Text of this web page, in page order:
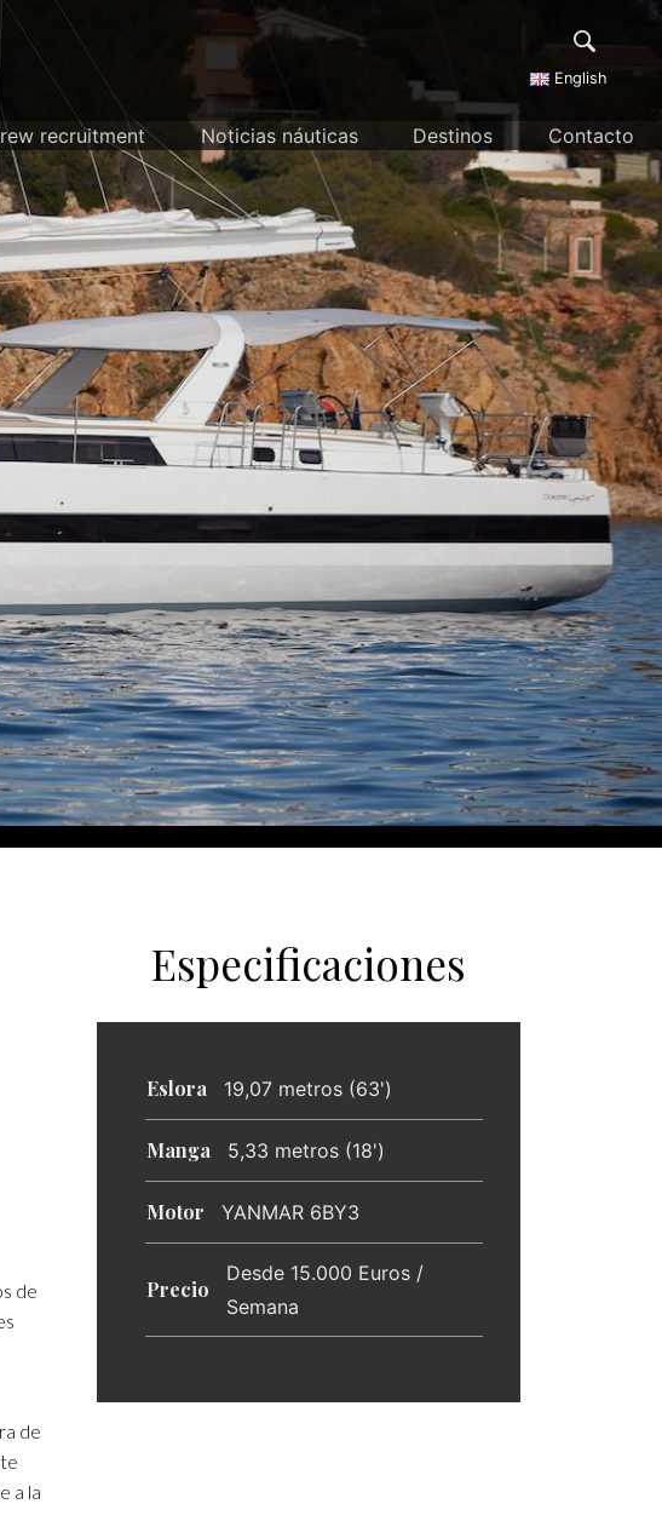
English
recruitment Noticias náuticas Destinos Contacto
de
de
a la
Especificaciones
Eslora 19,07 metros (63')
Manga 5,33 metros (18')
Motor YANMAR 6BY3
Precio
Desde 15.000 Euros /
Semana